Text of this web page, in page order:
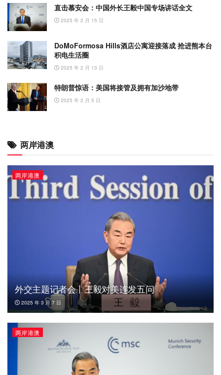
直击慕安会：中国外长王毅中国专场讲话全文
2025 年 2 月 15 日
DoMoFormosa Hills酒店公寓迎接落成 抢进熊本台
积电生活圈
2025 年 2 月 13 日
特朗普惊语：美国将接管及拥有加沙地带
2025 年 2 月 5 日
两岸港澳
两岸港澳
外交主题记者会丨王毅对美连发五问
2025 年 3 月 7 日
两岸港澳